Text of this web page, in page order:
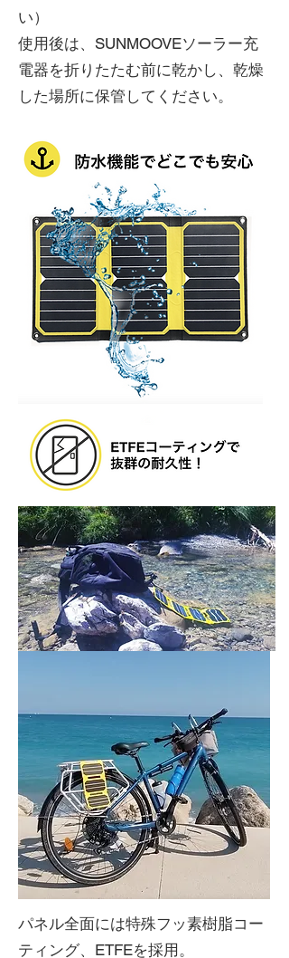
い）
使用後は、SUNMOOVEソーラー充
電器を折りたたむ前に乾かし、乾燥
した場所に保管してください。
パネル全面には特殊フッ素樹脂コー
ティング、ETFEを採用。